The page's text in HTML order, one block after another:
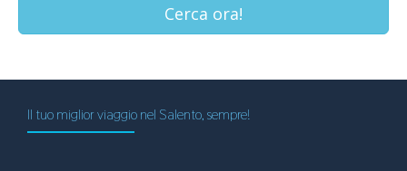
Cerca ora!
Il tuo miglior viaggio nel Salento, sempre!